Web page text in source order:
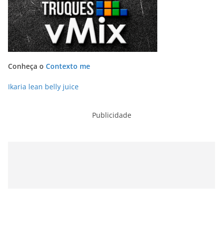
Conheça o Contexto me
Ikaria lean belly juice
Publicidade